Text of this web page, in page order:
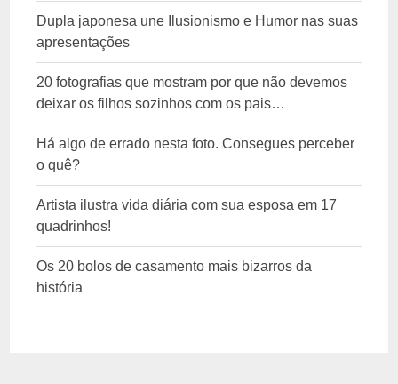
Dupla japonesa une Ilusionismo e Humor nas suas
apresentações
20 fotografias que mostram por que não devemos
deixar os filhos sozinhos com os pais…
Há algo de errado nesta foto. Consegues perceber
o quê?
Artista ilustra vida diária com sua esposa em 17
quadrinhos!
Os 20 bolos de casamento mais bizarros da
história